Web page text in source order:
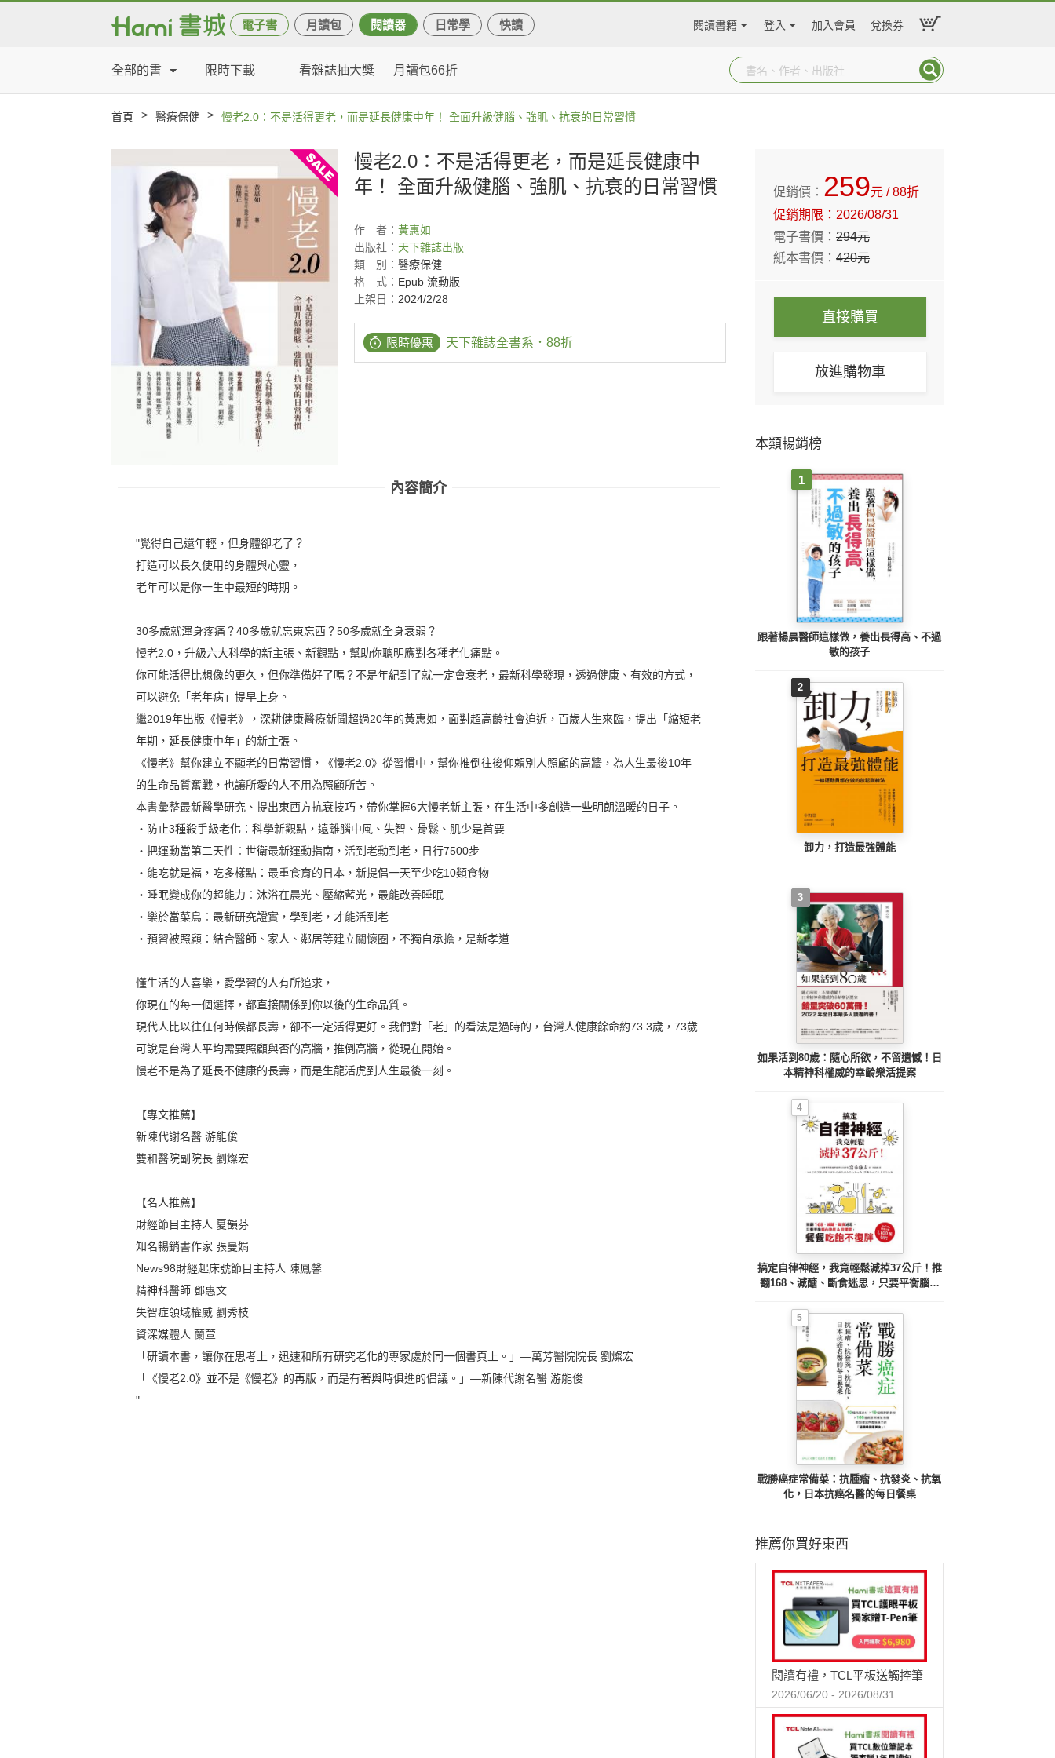
電子書 月讀包 閱讀器 日常學 快讀 閱讀書籍 登入 加入會員 兌換券
全部的書 限時下載 看雜誌抽大獎 月讀包66折
首頁 > 醫療保健 > 慢老2.0：不是活得更老，而是延長健康中年！ 全面升級健腦、強肌、抗衰的日常習慣
慢老2.0：不是活得更老，而是延長健康中
年！ 全面升級健腦、強肌、抗衰的日常習慣
作 者： 黃惠如
出版社： 天下雜誌出版
類
別： 醫療保健
格
式： Epub 流動版
上架日： 2024/2/28
限時優惠 天下雜誌全書系．88折
內容簡介
"覺得自己還年輕，但身體卻老了？
打造可以長久使用的身體與心靈，
老年可以是你一生中最短的時期。
30多歲就渾身疼痛？40多歲就忘東忘西？50多歲就全身衰弱？
慢老2.0，升級六大科學的新主張、新觀點，幫助你聰明應對各種老化痛點。
你可能活得比想像的更久，但你準備好了嗎？不是年紀到了就一定會衰老，最新科學發現，透過健康、有效的方式，
可以避免「老年病」提早上身。
繼2019年出版《慢老》，深耕健康醫療新聞超過20年的黃惠如，面對超高齡社會迫近，百歲人生來臨，提出「縮短老
年期，延長健康中年」的新主張。
《慢老》幫你建立不顯老的日常習慣，《慢老2.0》從習慣中，幫你推倒往後仰賴別人照顧的高牆，為人生最後10年
的生命品質奮戰，也讓所愛的人不用為照顧所苦。
本書彙整最新醫學研究、提出東西方抗衰技巧，帶你掌握6大慢老新主張，在生活中多創造一些明朗溫暖的日子。
‧防止3種殺手級老化：科學新觀點，遠離腦中風、失智、骨鬆、肌少是首要
‧把運動當第二天性︰世衛最新運動指南，活到老動到老，日行7500步
‧能吃就是福，吃多樣點：最重食育的日本，新提倡一天至少吃10類食物
‧睡眠變成你的超能力︰沐浴在晨光、壓縮藍光，最能改善睡眠
‧樂於當菜鳥︰最新研究證實，學到老，才能活到老
‧預習被照顧：結合醫師、家人、鄰居等建立關懷圈，不獨自承擔，是新孝道
懂生活的人喜樂，愛學習的人有所追求，
你現在的每一個選擇，都直接關係到你以後的生命品質。
現代人比以往任何時候都長壽，卻不一定活得更好。我們對「老」的看法是過時的，台灣人健康餘命約73.3歲，73歲
可說是台灣人平均需要照顧與否的高牆，推倒高牆，從現在開始。
慢老不是為了延長不健康的長壽，而是生龍活虎到人生最後一刻。
【專文推薦】
新陳代謝名醫 游能俊
雙和醫院副院長 劉燦宏
【名人推薦】
財經節目主持人 夏韻芬
知名暢銷書作家 張曼娟
News98財經起床號節目主持人 陳鳳馨
精神科醫師 鄧惠文
失智症領域權威 劉秀枝
資深媒體人 蘭萱
「研讀本書，讓你在思考上，迅速和所有研究老化的專家處於同一個書頁上。」—萬芳醫院院長 劉燦宏
「《慢老2.0》並不是《慢老》的再版，而是有著與時俱進的倡議。」—新陳代謝名醫 游能俊
"
促銷價： 259元/ 88折
促銷期限： 2026/08/31
電子書價：294元
紙本書價：420元
直接購買
放進購物車
本類暢銷榜
1
跟著楊晨醫師這樣做，養出長得高、不過
敏的孩子
2
卸力，打造最強體能
3
如果活到80歲：隨心所欲，不留遺憾！日
本精神科權威的幸齡樂活提案
4
搞定自律神經，我竟輕鬆減掉37公斤！推
翻168、減醣、斷食迷思，只要平衡腦內
5
戰勝癌症常備菜：抗腫瘤、抗發炎、抗氧
化，日本抗癌名醫的每日餐桌
推薦你買好東西
閱讀有禮，TCL平板送觸控筆
2026/06/20 - 2026/08/31